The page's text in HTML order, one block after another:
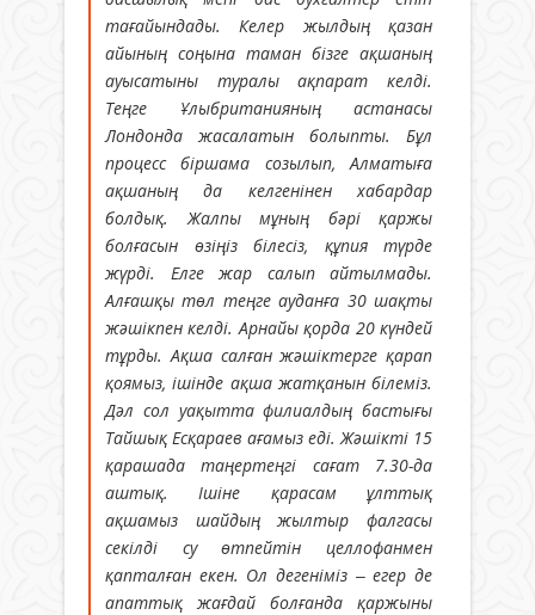
тағайындады. Келер жылдың қазан
айының соңына таман бізге ақшаның
ауысатыны туралы ақпарат келді.
Теңге Ұлыбританияның астанасы
Лондонда жасалатын болыпты. Бұл
процесс біршама созылып, Алматыға
ақшаның да келгенінен хабардар
болдық. Жалпы мұның бәрі қаржы
болғасын өзіңіз білесіз, құпия түрде
жүрді. Елге жар салып айтылмады.
Алғашқы төл теңге ауданға 30 шақты
жәшікпен келді. Арнайы қорда 20 күндей
тұрды. Ақша салған жәшіктерге қарап
қоямыз, ішінде ақша жатқанын білеміз.
Дәл сол уақытта филиалдың бастығы
Тайшық Есқараев ағамыз еді. Жәшікті 15
қарашада таңертеңгі сағат 7.30-да
аштық. Ішіне қарасам ұлттық
ақшамыз шайдың жылтыр фалгасы
секілді су өтпейтін целлофанмен
қапталған екен. Ол дегеніміз – егер де
апаттық жағдай болғанда қаржыны